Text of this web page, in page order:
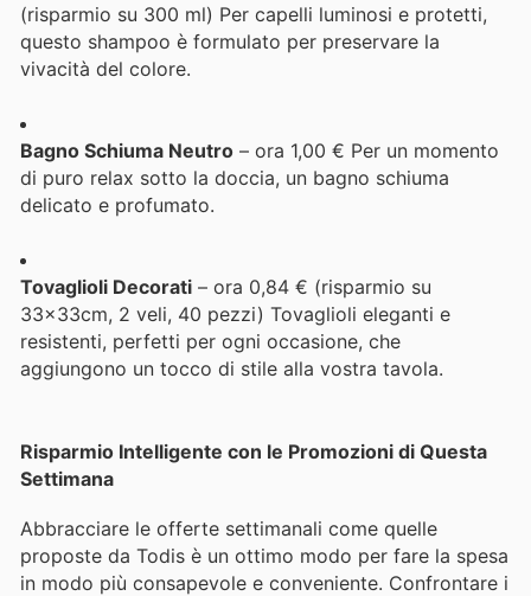
(risparmio su 300 ml) Per capelli luminosi e protetti,
questo shampoo è formulato per preservare la
vivacità del colore.
Bagno Schiuma Neutro – ora 1,00 € Per un momento
di puro relax sotto la doccia, un bagno schiuma
delicato e profumato.
Tovaglioli Decorati – ora 0,84 € (risparmio su
33x33cm, 2 veli, 40 pezzi) Tovaglioli eleganti e
resistenti, perfetti per ogni occasione, che
aggiungono un tocco di stile alla vostra tavola.
Risparmio Intelligente con le Promozioni di Questa
Settimana
Abbracciare le offerte settimanali come quelle
proposte da Todis è un ottimo modo per fare la spesa
in modo più consapevole e conveniente. Confrontare i